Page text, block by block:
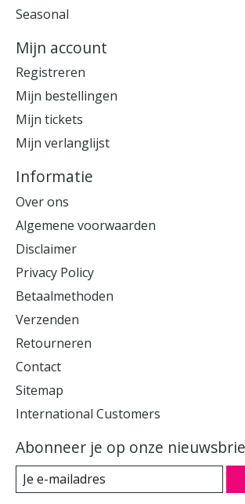
Seasonal
Mijn account
Registreren
Mijn bestellingen
Mijn tickets
Mijn verlanglijst
Informatie
Over ons
Algemene voorwaarden
Disclaimer
Privacy Policy
Betaalmethoden
Verzenden
Retourneren
Contact
Sitemap
International Customers
Abonneer je op onze